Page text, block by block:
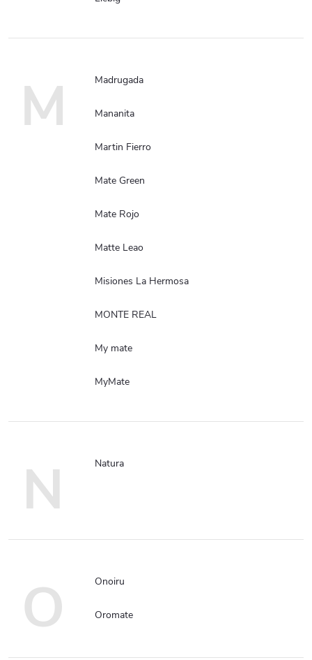
M Madrugada
Mananita
Martin Fierro
Mate Green
Mate Rojo
Matte Leao
Misiones La Hermosa
MONTE REAL
My mate
MyMate
N Natura
O Onoiru
Oromate